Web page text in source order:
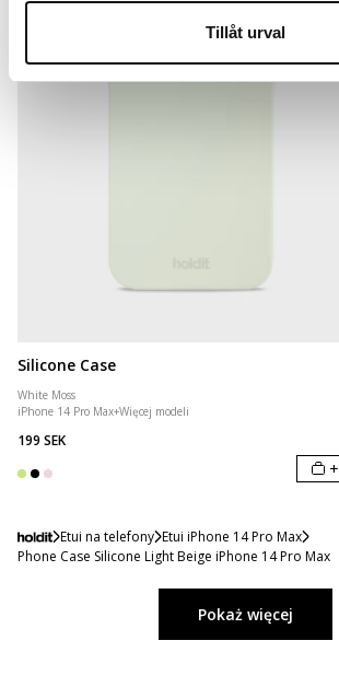
Tillåt urval
Silicone Case
White Moss
iPhone 14 Pro Max+Więcej modeli
199 SEK
+
Etui na telefony Etui iPhone 14 Pro Max
Phone Case Silicone Light Beige iPhone 14 Pro Max
Pokaż więcej